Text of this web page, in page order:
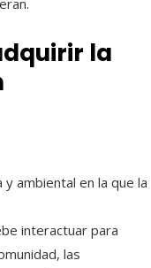
la
ambiental en la que la
interactuar para
las